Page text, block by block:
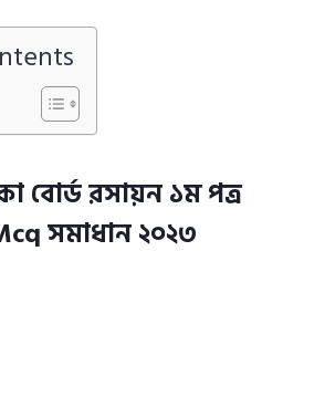
বোর্ড রসায়ন ১ম পত্র
সমাধান ২০২৩